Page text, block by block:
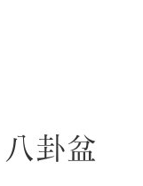
卦盆